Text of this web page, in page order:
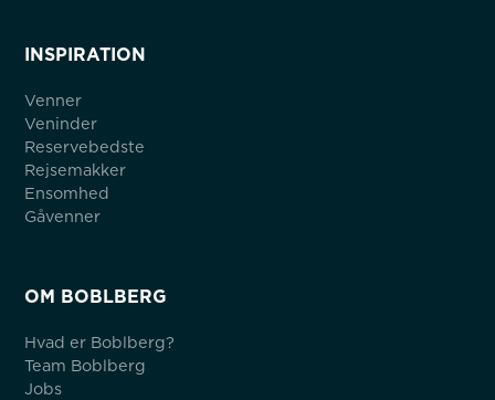
INSPIRATION
Venner
Veninder
Reservebedste
Rejsemakker
Ensomhed
Gåvenner
OM BOBLBERG
Hvad er Boblberg?
Team Boblberg
Jobs